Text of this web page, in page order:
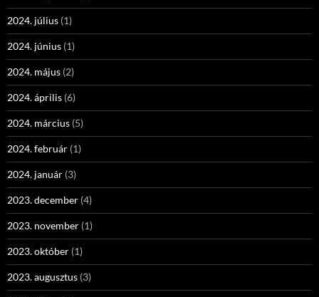
2024. július (1)
2024. június (1)
2024. május (2)
2024. április (6)
2024. március (5)
2024. február (1)
2024. január (3)
2023. december (4)
2023. november (1)
2023. október (1)
2023. augusztus (3)